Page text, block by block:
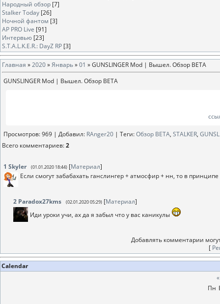
Народный обзор [7]
Stalker Today [26]
Ночной фантом [3]
AP PRO Live [91]
Интервью [23]
S.T.A.L.K.E.R.: DayZ RP [3]
Главная »2020»Январь»01 » GUNSLINGER Mod | Вышел. Обзор BETA
GUNSLINGER Mod | Вышел. Обзор BETA
Просмотров: 969 | Добавил: RAnger20 | Теги:Обзор BETA, STALKER,
Всего комментариев:2
1 Skyler (01.01.2020 18:44) [Материал]
Если смогут забабахать ганслингер + атмосфир + нн, то в
2 Paradox27kms (02.01.2020 05:29) [Материал]
Иди уроки учи, ах да я забыл что у вас каникулы
Добавлять комментарии
[
Calendar
«
Пн